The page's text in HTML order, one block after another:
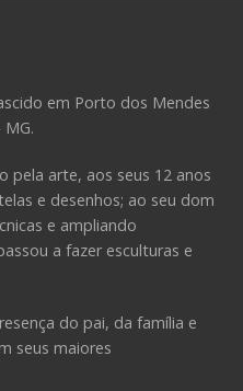
em Porto dos Mendes
pela arte, aos seus 12 anos
e desenhos; ao seu dom
e ampliando
a fazer esculturas e
do pai, da família e
seus maiores